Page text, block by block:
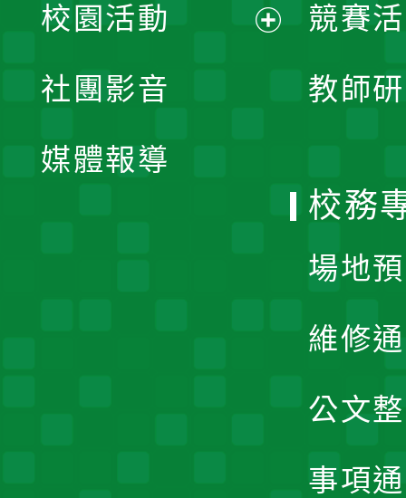
競賽
教師
開
校園活動
社團影音
媒體報導
校務
場地
維修
公文
事項